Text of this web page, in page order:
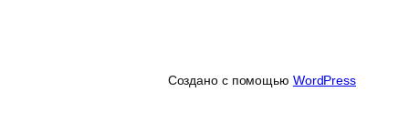
Создано с помощью WordPress